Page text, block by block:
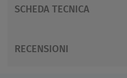
SCHEDA TECNICA
RECENSIONI